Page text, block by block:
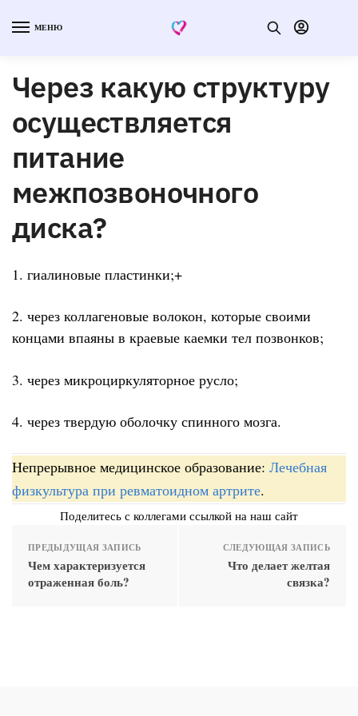
МЕНЮ
Через какую структуру
осуществляется
питание
межпозвоночного
диска?
1. гиалиновые пластинки;+
2. через коллагеновые волокон, которые своими
концами впаяны в краевые каемки тел позвонков;
3. через микроциркуляторное русло;
4. через твердую оболочку спинного мозга.
Непрерывное медицинское образование: Лечебная
физкультура при ревматоидном артрите.
Поделитесь с коллегами ссылкой на наш сайт
ПРЕДЫДУЩАЯ ЗАПИСЬ
Чем характеризуется
отраженная боль?
СЛЕДУЮЩАЯ ЗАПИСЬ
Что делает желтая
связка?